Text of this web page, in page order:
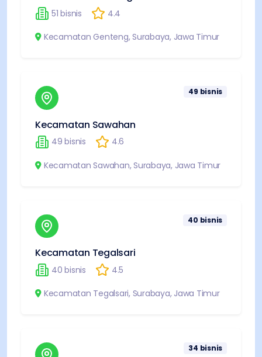
51 bisnis 4.4
Kecamatan Genteng,Surabaya, Jawa Timur
49 bisnis
Kecamatan Sawahan
49 bisnis 4.6
Kecamatan Sawahan,Surabaya, Jawa Timur
40 bisnis
Kecamatan Tegalsari
40 bisnis 4.5
Kecamatan Tegalsari, Surabaya, Jawa Timur
34 bisnis